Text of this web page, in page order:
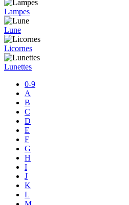
Lampes
Lune
Licornes
Lunettes
0-9
A
B
C
D
E
F
G
H
I
J
K
L